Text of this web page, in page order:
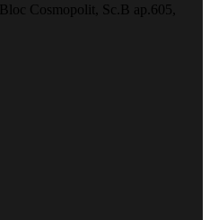
Cosmopolit, Sc.B ap.605,